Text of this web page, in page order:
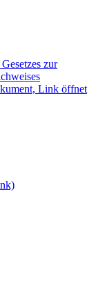
zur
Link öffnet